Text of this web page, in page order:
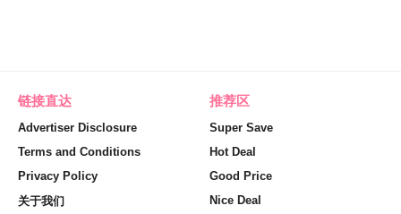
链接直达
Advertiser Disclosure
Terms and Conditions
Privacy Policy
关于我们
推荐区
Super Save
Hot Deal
Good Price
Nice Deal